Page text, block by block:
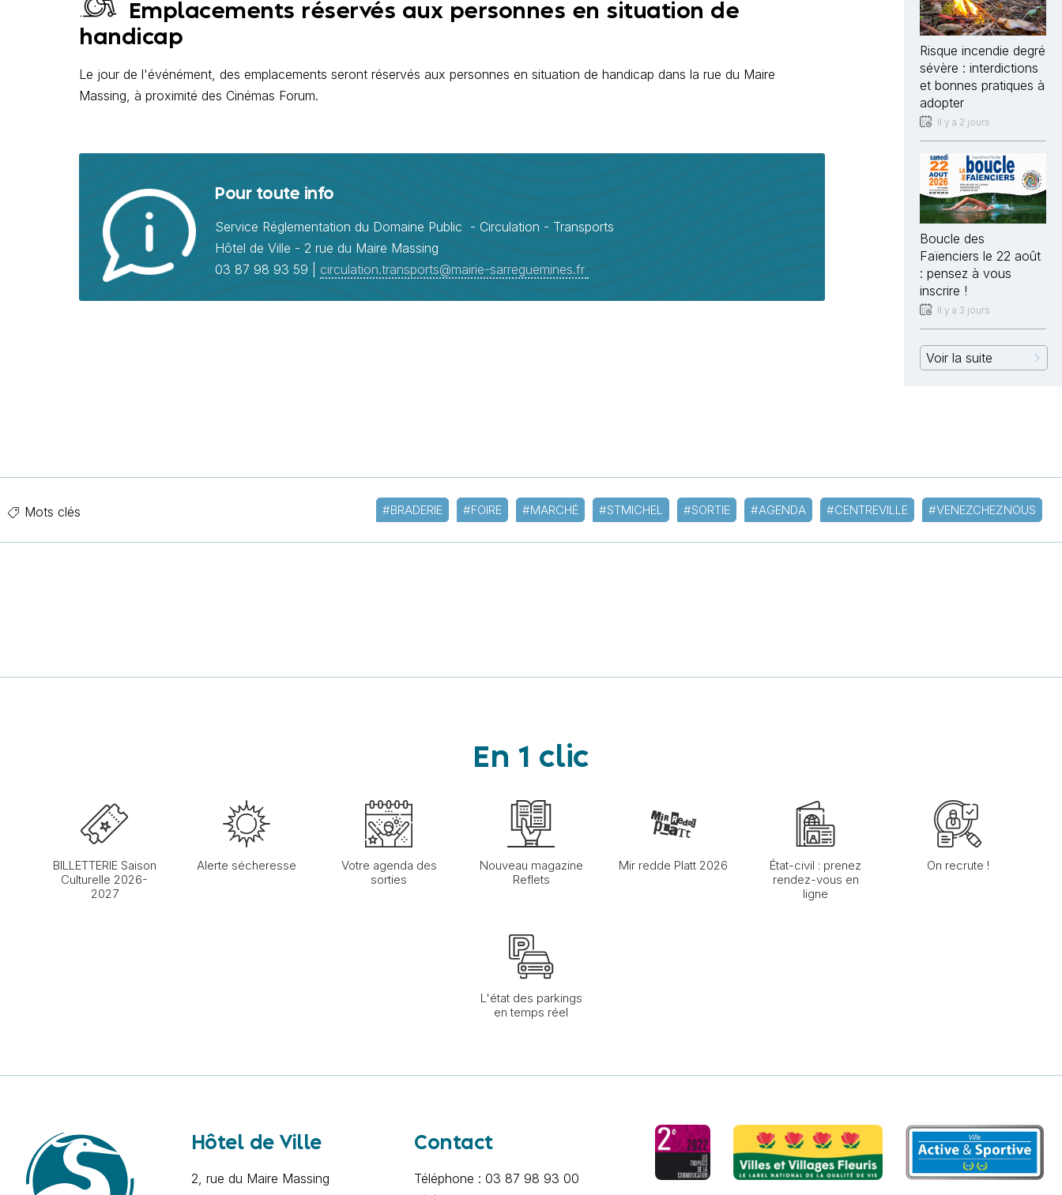
Emplacements réservés aux personnes en situation de
handicap
Le jour de l'événément, des emplacements seront réservés aux personnes en situation de handicap dans la rue du Maire
Massing, à proximité des Cinémas Forum.
Pour toute info
Service Réglementation du Domaine Public - Circulation - Transports
Hôtel de Ville - 2 rue du Maire Massing
03 87 98 93 59 | circulation.transports@mairie-sarreguemines.fr
Risque incendie degré
sévère : interdictions
et bonnes pratiques à
adopter
Il y a 2 jours
Boucle des
Faïenciers le 22 août
: pensez à vous
inscrire !
Il y a 3 jours
Voir la suite
Mots clés #BRADERIE #FOIRE #MARCHÉ #STMICHEL #SORTIE #AGENDA #CENTREVILLE #VENEZCHEZNOUS
En 1 clic
BILLETTERIE Saison
Culturelle 2026-
2027
Alerte sécheresse
Votre agenda des
sorties
Nouveau magazine
Reflets
Mir redde Platt 2026
État-civil : prenez
rendez-vous en
ligne
On recrute !
L'état des parkings
en temps réel
Hôtel de Ville
2, rue du Maire Massing
Contact
Téléphone : 03 87 98 93 00